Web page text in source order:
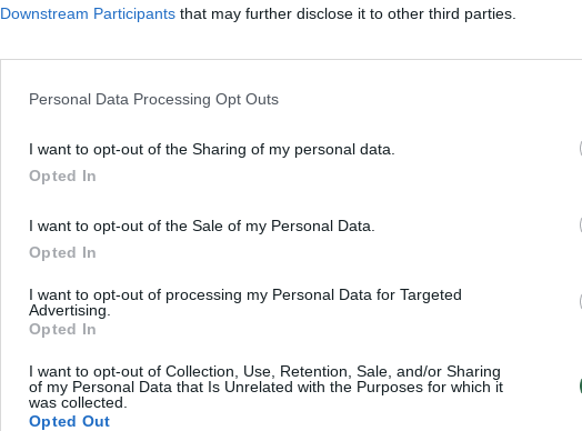
Downstream Participants that may further disclose it to other third parties.
Personal Data Processing Opt Outs
I want to opt-out of the Sharing of my personal data.
Opted In
I want to opt-out of the Sale of my Personal Data.
Opted In
I want to opt-out of processing my Personal Data for Targeted
Advertising.
Opted In
I want to opt-out of Collection, Use, Retention, Sale, and/or Sharing
of my Personal Data that Is Unrelated with the Purposes for which it
was collected.
Opted Out